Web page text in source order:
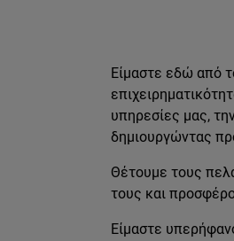
Είμαστε εδώ από
υπηρεσίες μας,
δημιουργώντας
Θέτουμε τους
τους και
Είμαστε